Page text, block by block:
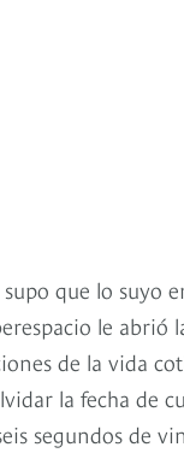
supo que lo suyo
le abrió
de la vida
la fecha de
segundos de